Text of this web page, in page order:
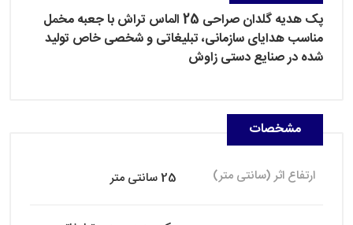
پک هدیه گلدان صراحی 25 الماس تراش با جعبه مخمل
مناسب هدایای سازمانی، تبلیغاتی و شخصی خاص تولید
شده در صنایع دستی زاوش
مشخصات
ارتفاع اثر (سانتی متر) 25 سانتی متر